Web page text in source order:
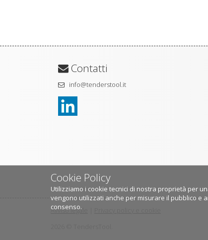
Cookie Policy
Utilizziamo i cookie tecnici di nostra proprietà per
vengono utilizzati anche per misurare il pubblico e
consenso.
Contatti
info@tenderstool.it
Avviso legale